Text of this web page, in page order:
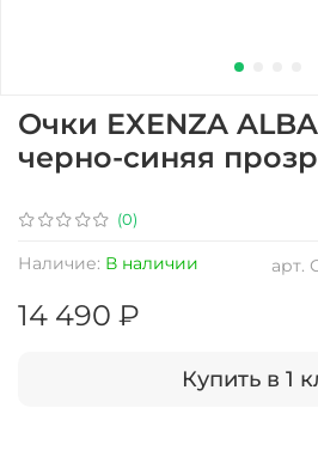
(0)
арт.
Наличие: В наличии
Очки EXENZA
черно-синяя
14 490 ₽
Купить в 1